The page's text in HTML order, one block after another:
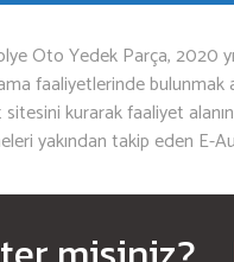
Oto Yedek Parça, 2020
faaliyetlerinde bulunmak
kurarak faaliyet
yakından takip eden